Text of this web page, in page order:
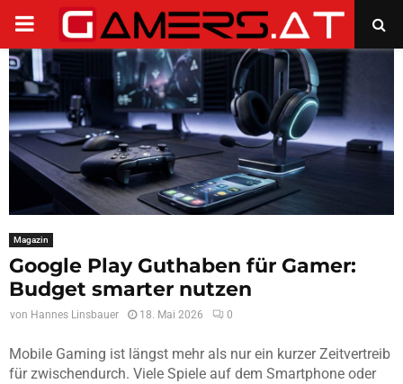
PRIMARY
MENU
Magazin
Google Play Guthaben für Gamer:
Budget smarter nutzen
von Hannes Linsbauer 18. Mai 2026 0
Mobile Gaming ist längst mehr als nur ein kurzer Zeitvertreib
für zwischendurch. Viele Spiele auf dem Smartphone oder